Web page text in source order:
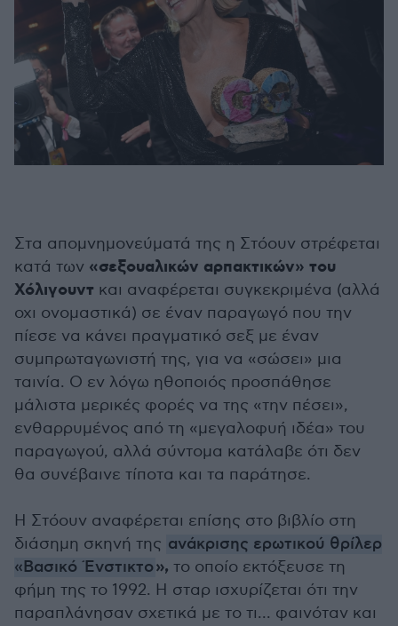
Στα απομνημονεύματά της η Στόουν στρέφεται
κατά των «σεξουαλικών αρπακτικών» του
Χόλιγουντ και αναφέρεται συγκεκριμένα (αλλά
οχι ονομαστικά) σε έναν παραγωγό που την
πίεσε να κάνει πραγματικό σεξ με έναν
συμπρωταγωνιστή της, για να «σώσει» μια
ταινία. Ο εν λόγω ηθοποιός προσπάθησε
μάλιστα μερικές φορές να της «την πέσει»,
ενθαρρυμένος από τη «μεγαλοφυή ιδέα» του
παραγωγού, αλλά σύντομα κατάλαβε ότι δεν
θα συνέβαινε τίποτα και τα παράτησε.
Η Στόουν αναφέρεται επίσης στο βιβλίο στη
διάσημη σκηνή της ανάκρισης ερωτικού θρίλερ
«Βασικό Ένστικτο», το οποίο εκτόξευσε τη
φήμη της το 1992. Η σταρ ισχυρίζεται ότι την
παραπλάνησαν σχετικά με το τι... φαινόταν και